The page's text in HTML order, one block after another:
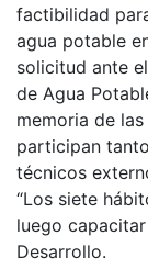
factibilidad
agua potable
solicitud ante
de Agua
memoria de
participan
técnicos
“Los siete
luego
Desarrollo.